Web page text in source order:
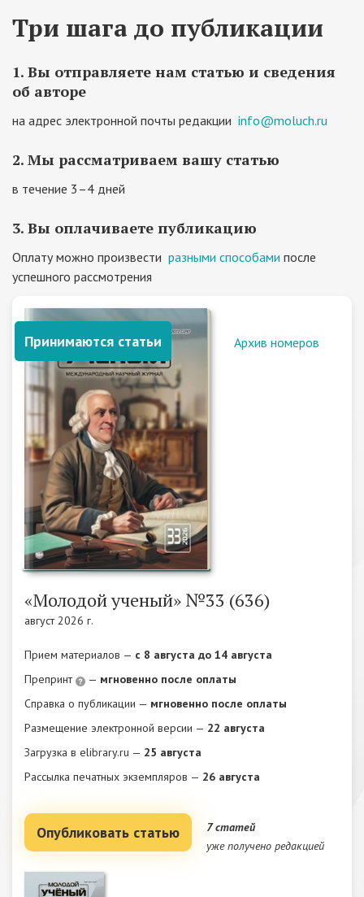
Три шага до публикации
1. Вы отправляете нам статью и сведения
об авторе
на адрес электронной почты редакции info@moluch.ru
2. Мы рассматриваем вашу статью
в течение 3–4 дней
3. Вы оплачиваете публикацию
Оплату можно произвести разными способами после
успешного рассмотрения
Архив номеров
Принимаются статьи
«Молодой ученый» №33 (636)
август 2026 г.
Прием материалов — c 8 августа до 14 августа
Препринт
— мгновенно после оплаты
Справка о публикации — мгновенно после оплаты
Размещение электронной версии — 22 августа
Загрузка в elibrary.ru — 25 августа
Рассылка печатных экземпляров — 26 августа
Опубликовать статью
7 статей
уже получено редакцией